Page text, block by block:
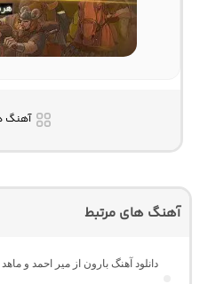
آهنگ
آهنگ های مرتبط
دانلود آهنگ بارون از میر احمد و